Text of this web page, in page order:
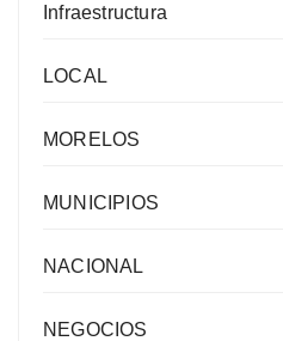
Infraestructura
LOCAL
MORELOS
MUNICIPIOS
NACIONAL
NEGOCIOS